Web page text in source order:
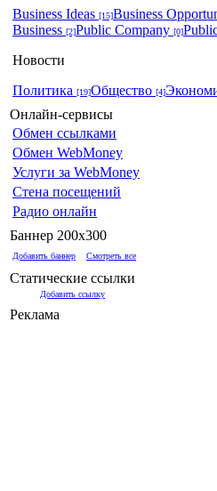
Business Ideas [15]Business
Business [2]Public Company [0]
Новости
Политика [19]Общество [4]
Онлайн-сервисы
Обмен ссылками
Обмен WebMoney
Услуги за WebMoney
Стена посещений
Радио онлайн
Баннер 200x300
Добавить баннер Смотреть все
Статические ссылки
Добавить ссылку
Реклама